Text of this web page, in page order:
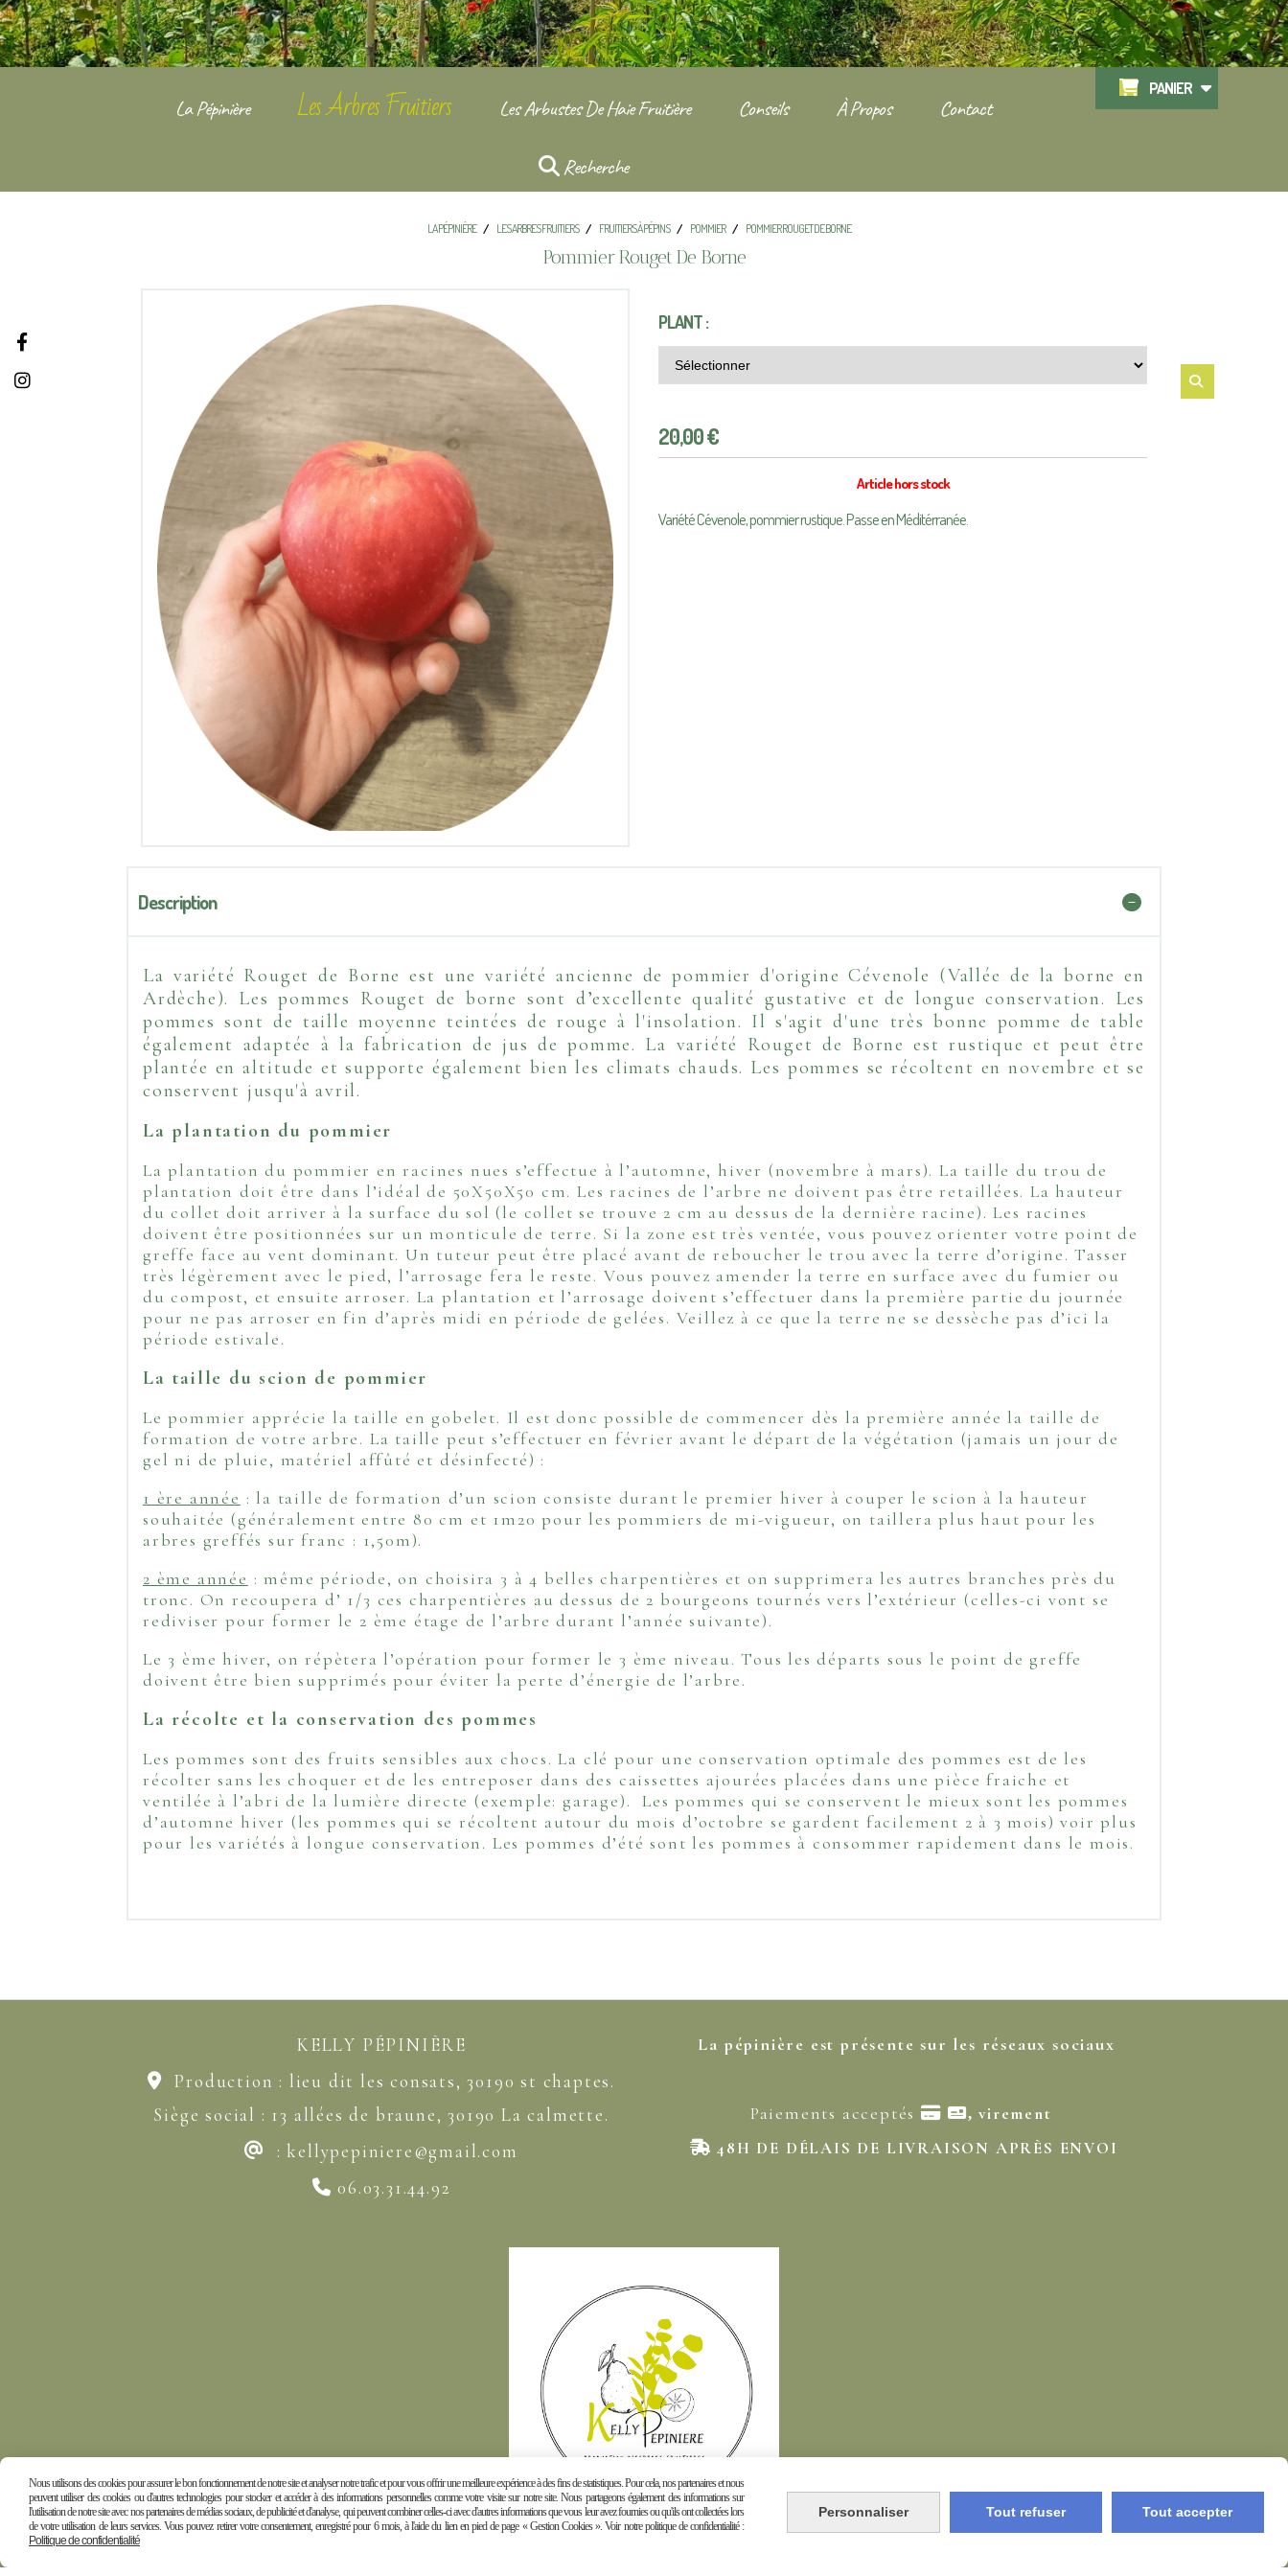
La Pépinière Les Arbres Fruitiers Les Arbustes De Haie Fruitière Conseils À Propos Contact
Recherche
PANIER
LA PÉPINIÈRE LES ARBRES FRUITIERS FRUITIERS À PÉPINS POMMIER POMMIER ROUGET DE BORNE
Pommier Rouget De Borne
PLANT :
20,00€
Article hors stock
Variété Cévenole, pommier rustique. Passe en Méditérranée.
Description
La variété Rouget de Borne est une variété ancienne de pommier d'origine Cévenole (Vallée de la borne en
Ardèche). Les pommes Rouget de borne sont d’excellente qualité gustative et de longue conservation. Les
pommes sont de taille moyenne teintées de rouge à l'insolation. Il s'agit d'une très bonne pomme de table
également adaptée à la fabrication de jus de pomme. La variété Rouget de Borne est rustique et peut être
plantée en altitude et supporte également bien les climats chauds. Les pommes se récoltent en novembre et se
conservent jusqu'àavril.
La plantation du pommier
La plantation du pommier en racines nues s’effectue à l’automne, hiver (novembre à mars). La taille du trou de
plantation doit être dans l’idéal de 50X50X50 cm. Les racines de l’arbre ne doivent pas être retaillées. La hauteur
du collet doit arriver à la surface du sol (le collet se trouve 2 cm au dessus de la dernière racine). Les racines
doivent être positionnées sur un monticule de terre. Si la zone est très ventée, vous pouvez orienter votre point de
greffe face au vent dominant. Un tuteur peut être placé avant de reboucher le trou avec la terre d’origine. Tasser
très légèrement avec le pied, l’arrosage fera le reste. Vous pouvez amender la terre en surface avec du fumier ou
du compost, et ensuite arroser. La plantation et l’arrosage doivent s’effectuer dans la première partie du journée
pour ne pas arroser en fin d’après midi en période de gelées. Veillez à ce que la terre ne se dessèche pas d’ici la
période estivale.
La taille du scion de pommier
Le pommier apprécie la taille en gobelet. Il est donc possible de commencer dès la première année la taille de
formation de votre arbre. La taille peut s’effectuer en février avant le départ de la végétation (jamais un jour de
gel ni de pluie, matériel affûté et désinfecté) :
1 ère année : la taille de formation d’un scion consiste durant le premier hiver à couper le scion à la hauteur
souhaitée (généralement entre 80 cm et 1m20 pour les pommiers de mi-vigueur, on taillera plus haut pour les
arbres greffés sur franc : 1,50m).
2 ème année : même période, on choisira 3 à 4 belles charpentières et on supprimera les autres branches près du
tronc. On recoupera d’ 1/3 ces charpentières au dessus de 2 bourgeons tournés vers l’extérieur (celles-ci vont se
rediviser pour former le 2 ème étage de l’arbre durant l’année suivante).
Le 3 ème hiver, on répètera l’opération pour former le 3 ème niveau. Tous les départs sous le point de greffe
doivent être bien supprimés pour éviter la perte d’énergie de l’arbre.
La récolte et la conservation des pommes
Les pommes sont des fruits sensibles aux chocs. La clé pour une conservation optimale des pommes est de les
récolter sans les choquer et de les entreposer dans des caissettes ajourées placées dans une pièce fraiche et
ventilée à l’abri de la lumière directe (exemple: garage). Les pommes qui se conservent le mieux sont les pommes
d’automne hiver (les pommes qui se récoltent autour du mois d’octobre se gardent facilement 2 à 3 mois) voir plus
pour les variétés à longue conservation. Les pommes d’été sont les pommes à consommer rapidement dans le mois.
KELLY PÉPINIÈRE

Production : lieu dit les consats, 30190 st chaptes.
Siège social : 13 allées de braune, 30190 La calmette.
@ :kellypepiniere@gmail.com
 06.03.31.44.92
La pépinière est présente sur les réseaux sociaux
Paiements acceptés ,virement
 48H DE DÉLAIS DE LIVRAISON APRÈS ENVOI
Nous utilisons des cookies pour assurer le bon fonctionnement de notre site et analyser notre trafic et pour vous offrir une meilleure expérience à des fins de statistiques. Pour cela, nos partenaires et nous
peuvent utiliser des cookies ou d'autres technologies pour stocker et accéder à des informations personnelles comme votre visite sur notre site. Nous partageons également des informations sur
l'utilisation de notre site avec nos partenaires de médias sociaux, de publicité et d'analyse, qui peuvent combiner celles-ci avec d'autres informations que vous leur avez fournies ou qu'ils ont collectées lors
de votre utilisation de leurs services. Vous pouvez retirer votre consentement, enregistré pour 6 mois, à l'aide du lien en pied de page « Gestion Cookies ». Voir notre politique de confidentialité :
Politique de confidentialité
Personnaliser Tout refuser Tout accepter